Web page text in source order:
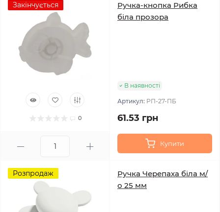
Закінчується
0
Ручка-кнопка Рибка
біла прозора
В наявності
Артикул: РП-27-ПБ
61.53 грн
Купити
Розпродаж
Ручка Черепаха біла м/
о 25 мм